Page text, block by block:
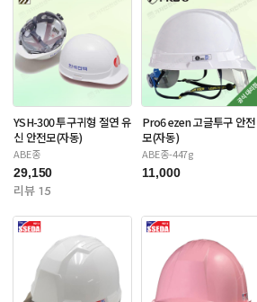
YSH-300 투구귀형 절연 유
신 안전모(자동)
ABE종
29,150
리뷰 15
Pro6 ezen 고글투구 안전
모(자동)
ABE종-447g
11,000